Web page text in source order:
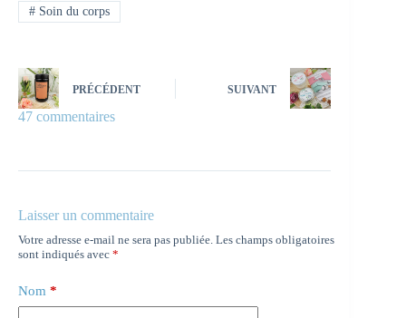
#Soin du corps
PRÉCÉDENT SUIVANT
47 commentaires
Laisser un commentaire
Votre adresse e-mail ne sera pas publiée. Les champs obligatoires
sont indiqués avec *
Nom *